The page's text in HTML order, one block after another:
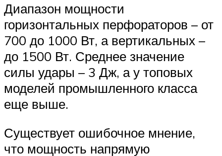
Диапазон мощности
горизонтальных перфораторов – от
700 до 1000 Вт, а вертикальных –
до 1500 Вт. Среднее значение
силы удары – 3 Дж, а у топовых
моделей промышленного класса
еще выше.
Существует ошибочное мнение,
что мощность напрямую